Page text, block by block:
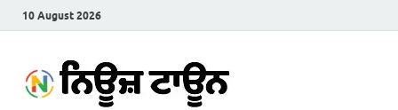
10 August 2026